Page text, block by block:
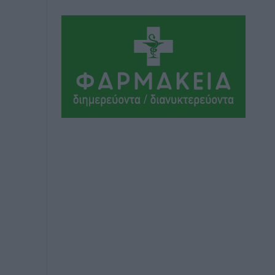
Ιάλυσος Β’: Νωρίς νωρίς μπήκαν στα
βάσανα της προετοιμασίας
πριν 5 ώρες
Εθνικός Αρχίπολης: Μεγάλο βήμα
προόδου η ίδρυση Ακαδημίας